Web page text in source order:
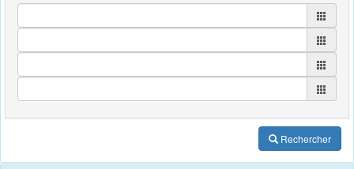
Rechercher